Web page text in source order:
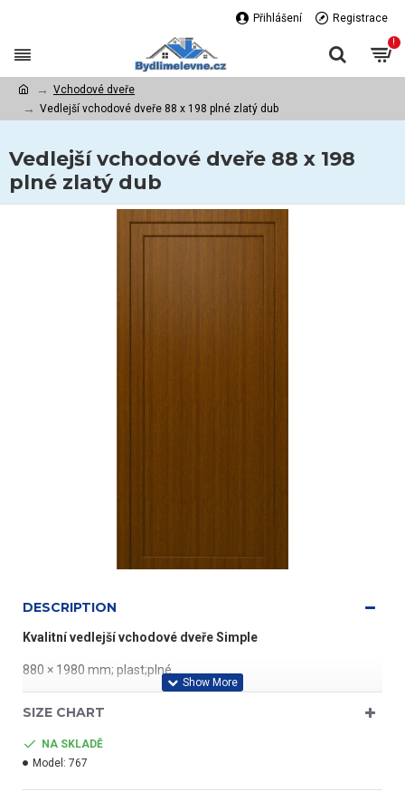
Přihlášení Registrace
!
Vchodové dveře
Vedlejší vchodové dveře 88 x 198 plné zlatý dub
Vedlejší vchodové dveře 88 x 198
plné zlatý dub
DESCRIPTION
Kvalitní vedlejší vchodové dveře Simple
880 × 1980 mm; plast;plné
Velmi dobře izolující
Odolný hliníkový práh
SIZE CHART
NA SKLADĚ
Model: 767